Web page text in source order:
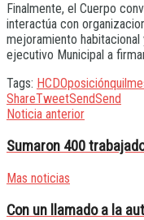
Finalmente, el Cuerpo
interactúa con
mejoramiento
ejecutivo Municipal a
Tags: HCDOposición
ShareTweetSendSend
Noticia anterior
Sumaron 400
Mas noticias
Con un llamado a la